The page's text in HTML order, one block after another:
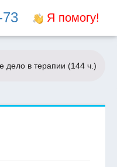
Я помогу!
дело в терапии (144 ч.)